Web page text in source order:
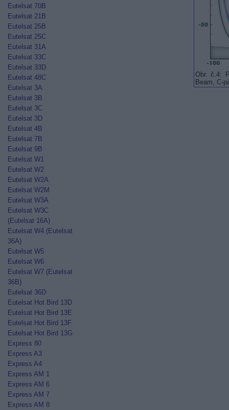
Eutelsat 70B
Eutelsat 21B
Eutelsat 25B
Eutelsat 25C
Eutelsat 31A
Eutelsat 33C
Eutelsat 33D
Eutelsat 48C
Eutelsat 3A
Eutelsat 3B
Eutelsat 3C
Eutelsat 3D
Eutelsat 4B
Eutelsat 7B
Eutelsat 9B
Eutelsat W1
Eutelsat W2
Eutelsat W2A
Eutelsat W2M
Eutelsat W3A
Eutelsat W3C
(Eutelsat 16A)
Eutelsat W4 (Eutelsat
36A)
Eutelsat W5
Eutelsat W6
Eutelsat W7 (Eutelsat
36B)
Eutelsat 36D
Eutelsat Hot Bird 13D
Eutelsat Hot Bird 13E
Eutelsat Hot Bird 13F
Eutelsat Hot Bird 13G
Express 80
Express A3
Express A4
Express AM 1
Express AM 6
Express AM 7
Express AM 8
Obr. č.4:
Beam, C-